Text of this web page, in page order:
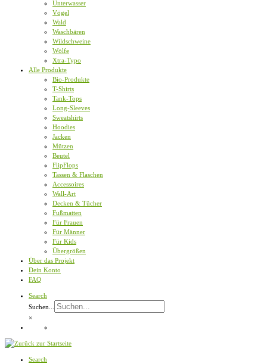
Unterwasser
Vögel
Wald
Waschbären
Wildschweine
Wölfe
Xtra-Typo
Alle Produkte
Bio-Produkte
T-Shirts
Tank-Tops
Long-Sleeves
Sweatshirts
Hoodies
Jacken
Mützen
Beutel
FlipFlops
Tassen & Flaschen
Accessoires
Wall-Art
Decken & Tücher
Fußmatten
Für Frauen
Für Männer
Für Kids
Übergrößen
Über das Projekt
Dein Konto
FAQ
Search
Suchen...
×
Search